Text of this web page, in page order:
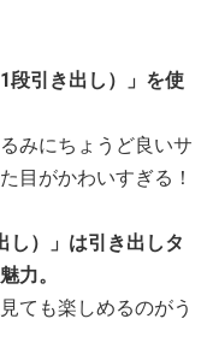
段引き出し）」を使
みにちょうど良いサ
目がかわいすぎる！
し）」は引き出しタ
力。
ても楽しめるのがう